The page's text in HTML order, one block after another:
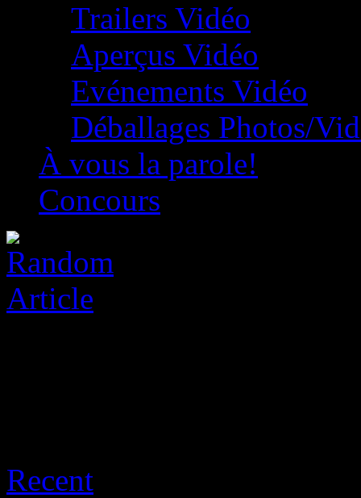
Trailers Vidéo
Aperçus Vidéo
Evénements Vidéo
Déballages Photos/
À vous la parole!
Concours
Recent